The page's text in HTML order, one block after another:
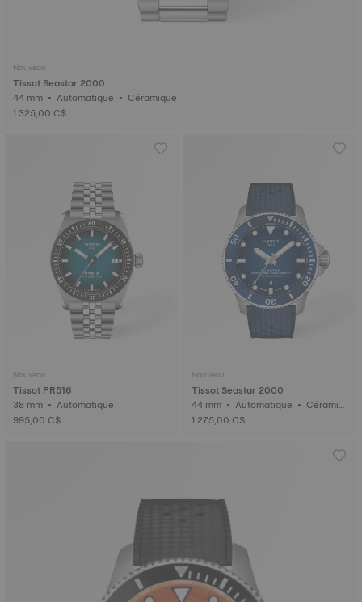
Nouveau
Tissot Seastar 2000
44 mm • Automatique • Céramique
1.325,00 C$
Nouveau
Tissot PR516
38 mm • Automatique
995,00 C$
Nouveau
Tissot Seastar 2000
44 mm • Automatique • Céramiq
ue
1.275,00 C$